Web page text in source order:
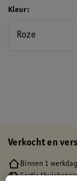
Kleur
Roze
Verkocht en
Binnen 1
Gratis